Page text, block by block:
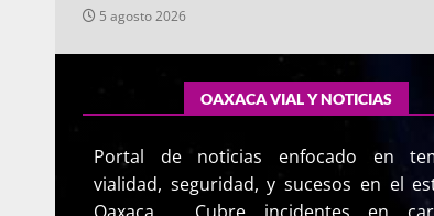
5 agosto 2026
OAXACA VIAL Y NOTICIAS
Portal de noticias enfocado en
vialidad, seguridad, y sucesos en el